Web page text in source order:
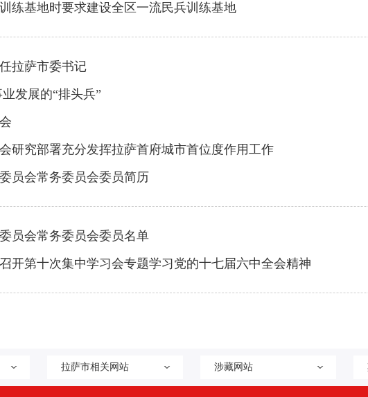
练基地时要求建设全区一流民兵训练基地
拉萨市委书记
发展的“排头兵”
研究部署充分发挥拉萨首府城市首位度作用工作
员会常务委员会委员简历
员会常务委员会委员名单
开第十次集中学习会专题学习党的十七届六中全会精神
拉萨市相关网站 涉藏网站